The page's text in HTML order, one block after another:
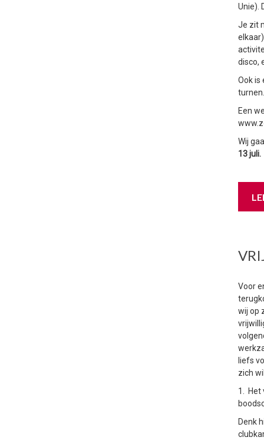
Unie).
Je zit
disco,
Ook is
Een
Wij
13 juli.
Voor
wij op
liefs
zich
1. Het
Denk